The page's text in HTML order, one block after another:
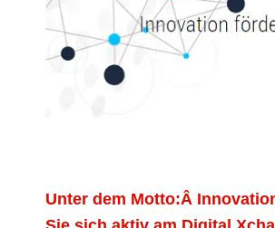
Unter dem Motto:Â